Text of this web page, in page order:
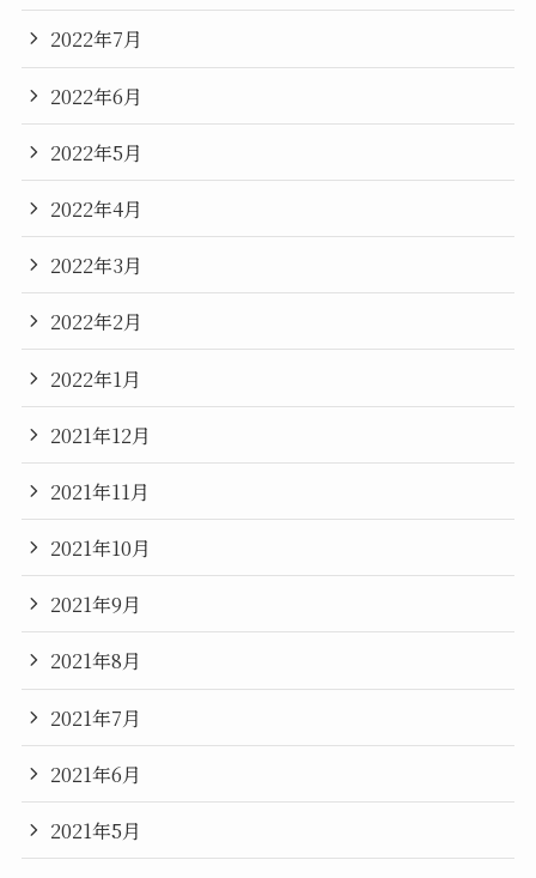
2022年7月
2022年6月
2022年5月
2022年4月
2022年3月
2022年2月
2022年1月
2021年12月
2021年11月
2021年10月
2021年9月
2021年8月
2021年7月
2021年6月
2021年5月